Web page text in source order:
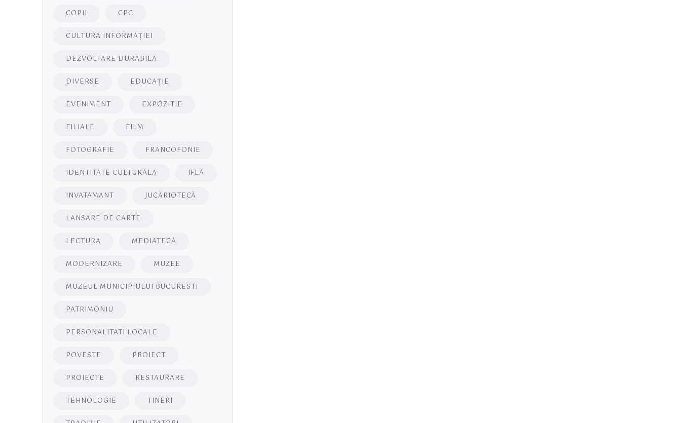
COPII CPC
CULTURA INFORMAŢIEI
DEZVOLTARE DURABILA
DIVERSE EDUCAŢIE
EVENIMENT EXPOZITIE
FILIALE FILM
FOTOGRAFIE FRANCOFONIE
IDENTITATE CULTURALA IFLA
INVATAMANT JUCĂRIOTECĂ
LANSARE DE CARTE
LECTURA MEDIATECA
MODERNIZARE MUZEE
MUZEUL MUNICIPIULUI BUCURESTI
PATRIMONIU
PERSONALITATI LOCALE
POVESTE PROIECT
PROIECTE RESTAURARE
TEHNOLOGIE TINERI